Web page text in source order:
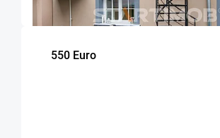
m² Etaj
550 Euro